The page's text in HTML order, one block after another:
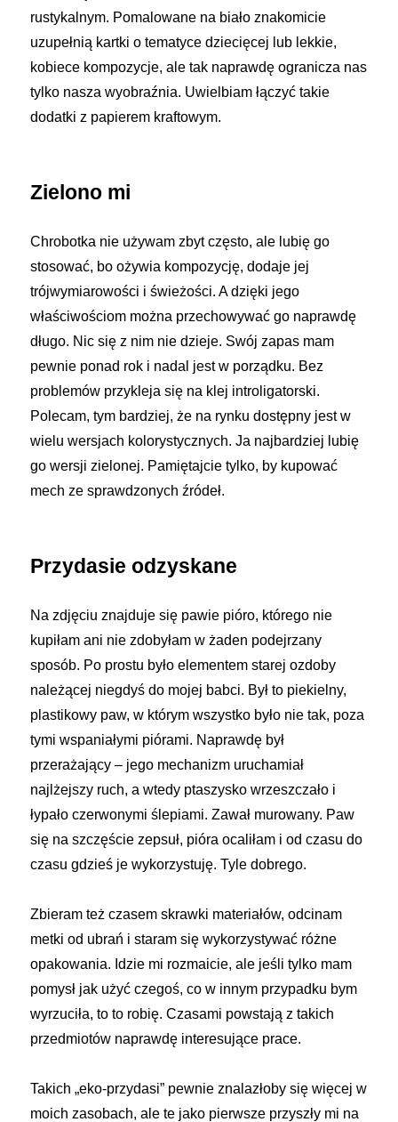
rustykalnym. Pomalowane na biało znakomicie
uzupełnią kartki o tematyce dziecięcej lub lekkie,
kobiece kompozycje, ale tak naprawdę ogranicza nas
tylko nasza wyobraźnia. Uwielbiam łączyć takie
dodatki z papierem kraftowym.
Zielono mi
Chrobotka nie używam zbyt często, ale lubię go
stosować, bo ożywia kompozycję, dodaje jej
trójwymiarowości i świeżości. A dzięki jego
właściwościom można przechowywać go naprawdę
długo. Nic się z nim nie dzieje. Swój zapas mam
pewnie ponad rok i nadal jest w porządku. Bez
problemów przykleja się na klej introligatorski.
Polecam, tym bardziej, że na rynku dostępny jest w
wielu wersjach kolorystycznych. Ja najbardziej lubię
go wersji zielonej. Pamiętajcie tylko, by kupować
mech ze sprawdzonych źródeł.
Przydasie odzyskane
Na zdjęciu znajduje się pawie pióro, którego nie
kupiłam ani nie zdobyłam w żaden podejrzany
sposób. Po prostu było elementem starej ozdoby
należącej niegdyś do mojej babci. Był to piekielny,
plastikowy paw, w którym wszystko było nie tak, poza
tymi wspaniałymi piórami. Naprawdę był
przerażający – jego mechanizm uruchamiał
najlżejszy ruch, a wtedy ptaszysko wrzeszczało i
łypało czerwonymi ślepiami. Zawał murowany. Paw
się na szczęście zepsuł, pióra ocaliłam i od czasu do
czasu gdzieś je wykorzystuję. Tyle dobrego.
Zbieram też czasem skrawki materiałów, odcinam
metki od ubrań i staram się wykorzystywać różne
opakowania. Idzie mi rozmaicie, ale jeśli tylko mam
pomysł jak użyć czegoś, co w innym przypadku bym
wyrzuciła, to to robię. Czasami powstają z takich
przedmiotów naprawdę interesujące prace.
Takich „eko-przydasi” pewnie znalazłoby się więcej w
moich zasobach, ale te jako pierwsze przyszły mi na